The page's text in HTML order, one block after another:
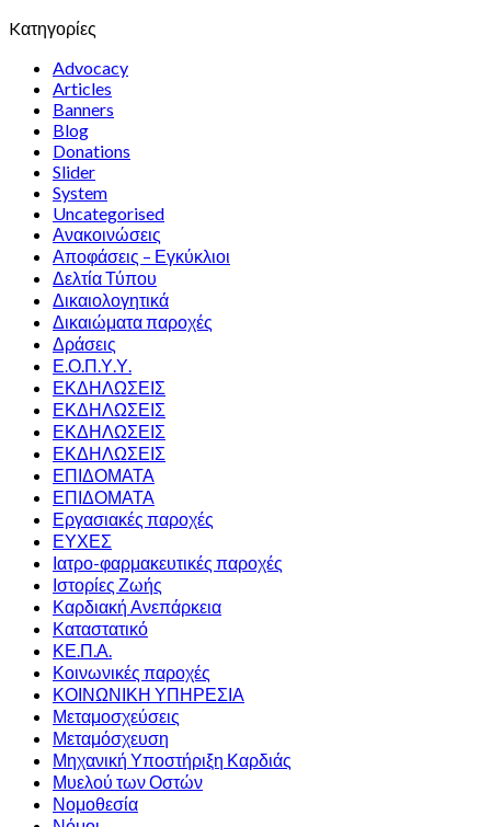
Kατηγορίες
Advocacy
Articles
Banners
Blog
Donations
Slider
System
Uncategorised
Ανακοινώσεις
Αποφάσεις – Εγκύκλιοι
Δελτία Τύπου
Δικαιολογητικά
Δικαιώματα παροχές
Δράσεις
Ε.Ο.Π.Υ.Υ.
ΕΚΔΗΛΩΣΕΙΣ
ΕΚΔΗΛΩΣΕΙΣ
ΕΚΔΗΛΩΣΕΙΣ
ΕΚΔΗΛΩΣΕΙΣ
ΕΠΙΔΟΜΑΤΑ
ΕΠΙΔΟΜΑΤΑ
Εργασιακές παροχές
ΕΥΧΕΣ
Ιατρο-φαρμακευτικές παροχές
Ιστορίες Ζωής
Καρδιακή Ανεπάρκεια
Καταστατικό
ΚΕ.Π.Α.
Κοινωνικές παροχές
ΚΟΙΝΩΝΙΚΗ ΥΠΗΡΕΣΙΑ
Μεταμοσχεύσεις
Μεταμόσχευση
Μηχανική Υποστήριξη Καρδιάς
Μυελού των Οστών
Νομοθεσία